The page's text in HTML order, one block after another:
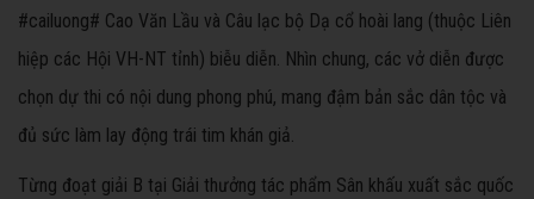
#cailuong# Cao Văn Lầu và Câu lạc bộ Dạ cổ hoài lang (thuộc Liên
hiệp các Hội VH-NT tỉnh) biễu diễn. Nhìn chung, các vở diễn được
chọn dự thi có nội dung phong phú, mang đậm bản sắc dân tộc và
đủ sức làm lay động trái tim khán giả.
Từng đoạt giải B tại Giải thưởng tác phẩm Sân khấu xuất sắc quốc